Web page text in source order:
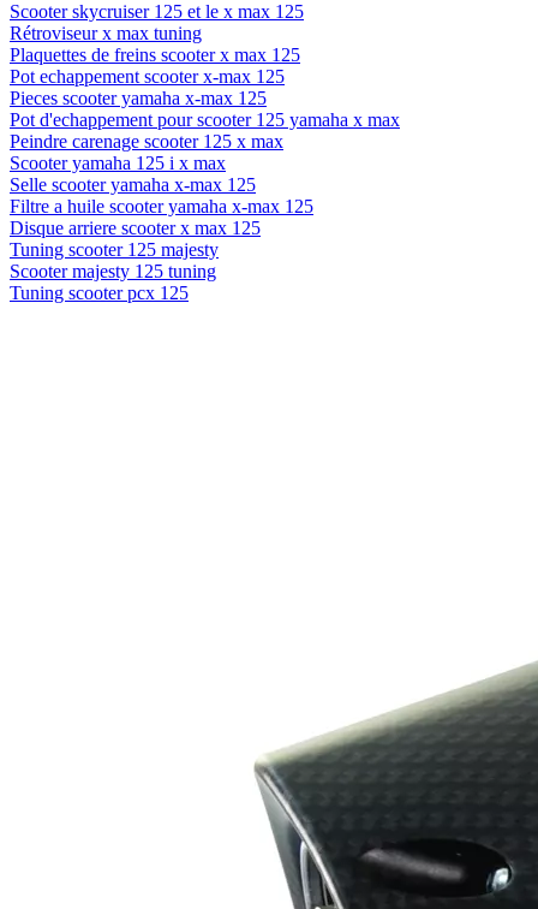
Scooter skycruiser 125 et le x max 125
Rétroviseur x max tuning
Plaquettes de freins scooter x max 125
Pot echappement scooter x-max 125
Pieces scooter yamaha x-max 125
Pot d'echappement pour scooter 125 yamaha x max
Peindre carenage scooter 125 x max
Scooter yamaha 125 i x max
Selle scooter yamaha x-max 125
Filtre a huile scooter yamaha x-max 125
Disque arriere scooter x max 125
Tuning scooter 125 majesty
Scooter majesty 125 tuning
Tuning scooter pcx 125